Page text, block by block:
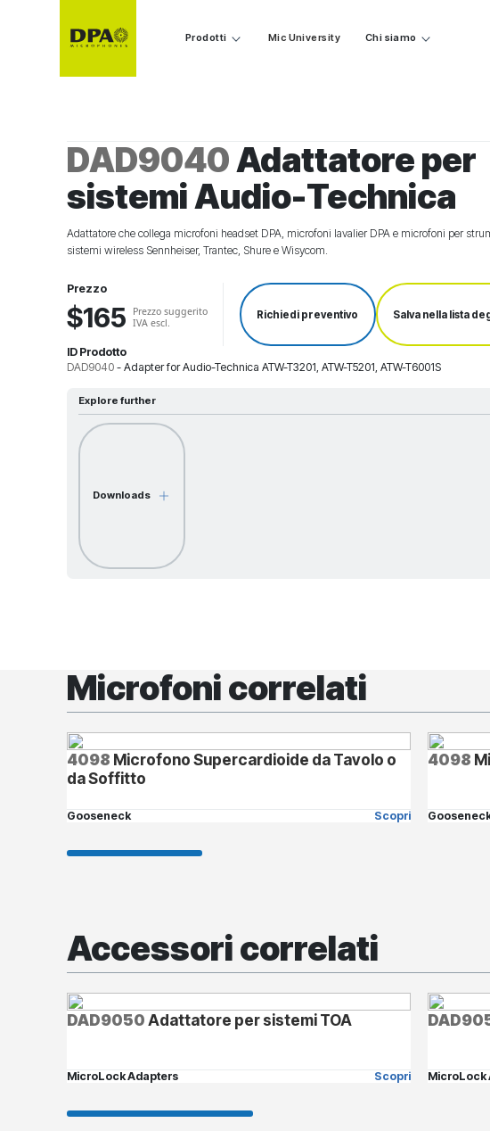
Prodotti Mic University Chi siamo
DAD9040Adattatore per
sistemi Audio-Technica
Adattatore che collega microfoni headset DPA, microfoni lavalier DPA e microfoni per
sistemi wireless Sennheiser, Trantec, Shure e Wisycom.
Prezzo
$165
Prezzo suggerito
IVA escl.
Richiedi preventivo Salva nella lista
ID Prodotto
DAD9040 -Adapter for Audio-Technica ATW-T3201, ATW-T5201, ATW-T6001S
Explore further
Downloads
Microfoni correlati
4098 Microfono Supercardioide da Tavolo o
da Soffitto
Gooseneck Scopri
4098
Accessori correlati
DAD9050Adattatore per sistemi TOA
MicroLock Adapters Scopri MicroLock